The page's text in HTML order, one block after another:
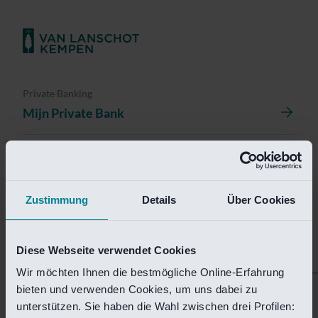
Zustimmung Details Über Cookies
Diese Webseite verwendet Cookies
Wir möchten Ihnen die bestmögliche Online-Erfahrung
bieten und verwenden Cookies, um uns dabei zu
unterstützen. Sie haben die Wahl zwischen drei Profilen:
Private Banking
Mijn Private Bank
Helaas is deze pagina